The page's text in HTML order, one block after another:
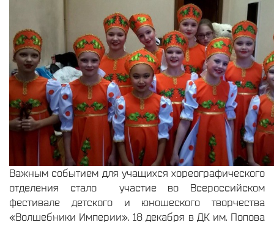
Важным событием для учащихся хореографического
отделения стало участие во Всероссийском
фестивале детского и юношеского творчества
«Волшебники Империи». 18 декабря в ДК им. Попова